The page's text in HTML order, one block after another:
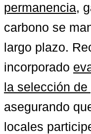
permanencia,
carbono se
largo plazo.
incorporado
la selección de
asegurando
locales